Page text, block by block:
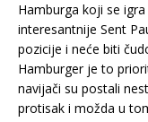
Hamburga koji se
interesantnije Sent
pozicije i neće biti
Hamburger je to
navijači su postali
protisak i možda u